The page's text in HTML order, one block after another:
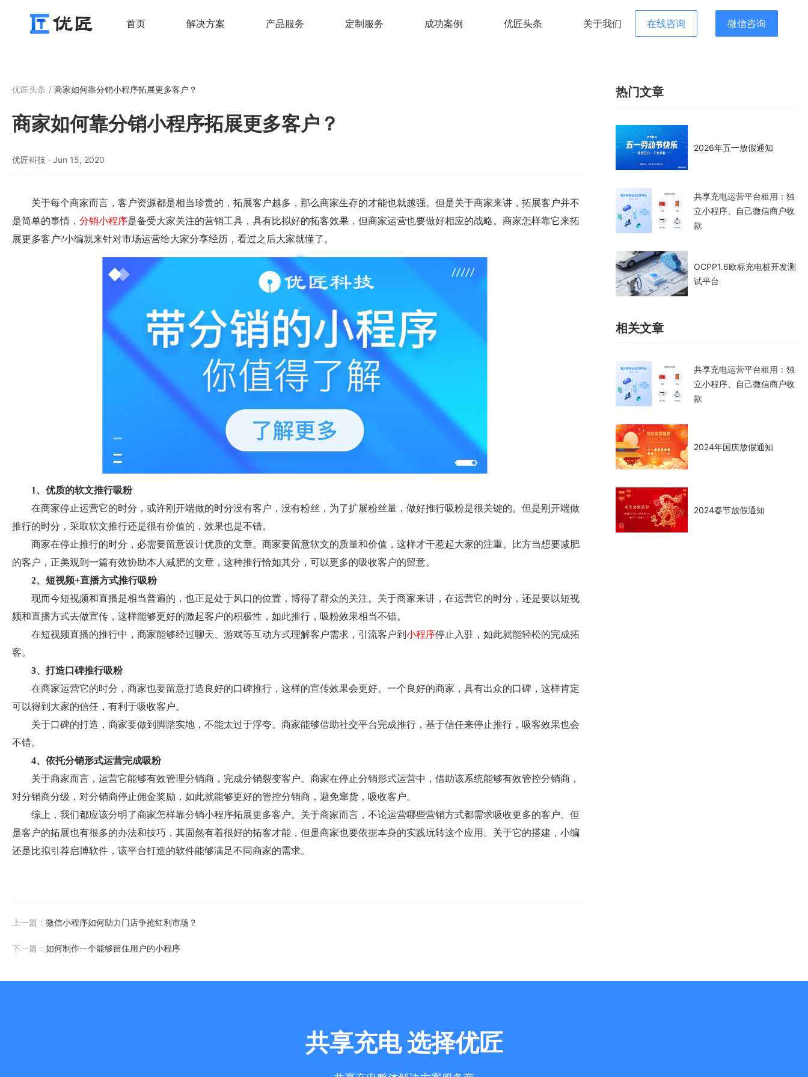
首页 解决方案
欧标充电平台解决方案 共享充电桩解决方案
汽车共享充电平台-海外版
产品服务
欧标充电平台-运营版 汽车充电平台-自营版
汽车充电平台-招商版
共享蒸桶
共享洗衣机
共享能量仓
定制服务 成功案例 优匠头条 关于我们 在线咨询 微信咨询
优匠头条 商家如何靠分销小程序拓展更多客户？
商家如何靠分销小程序拓展更多客户？
优匠科技 · Jun 15, 2020
关于每个商家而言，客户资源都是相当珍贵的，拓展客户越多，那么商家生存的才能也就越强。但是关于商家来讲，拓展客户并不
是简单的事情， 分销小程序是备受大家关注的营销工具，具有比拟好的拓客效果，但商家运营也要做好相应的战略。商家怎样靠它来拓
展更多客户?小编就来针对市场运营给大家分享经历，看过之后大家就懂了。
1、优质的软文推行吸粉
在商家停止运营它的时分，或许刚开端做的时分没有客户，没有粉丝，为了扩展粉丝量，做好推行吸粉是很关键的。但是刚开端做
推行的时分，采取软文推行还是很有价值的，效果也是不错。
商家在停止推行的时分，必需要留意设计优质的文章。商家要留意软文的质量和价值，这样才干惹起大家的注重。比方当想要减肥
的客户，正美观到一篇有效协助本人减肥的文章，这种推行恰如其分，可以更多的吸收客户的留意。
2、短视频+直播方式推行吸粉
现而今短视频和直播是相当普遍的，也正是处于风口的位置，博得了群众的关注。关于商家来讲，在运营它的时分，还是要以短视
频和直播方式去做宣传，这样能够更好的激起客户的积极性，如此推行，吸粉效果相当不错。
在短视频直播的推行中，商家能够经过聊天、游戏等互动方式理解客户需求，引流客户到 小程序停止入驻，如此就能轻松的完成拓
客。
3、打造口碑推行吸粉
在商家运营它的时分，商家也要留意打造良好的口碑推行，这样的宣传效果会更好。一个良好的商家，具有出众的口碑，这样肯定
可以得到大家的信任，有利于吸收客户。
关于口碑的打造，商家要做到脚踏实地，不能太过于浮夸。商家能够借助社交平台完成推行，基于信任来停止推行，吸客效果也会
不错。
4、依托分销形式运营完成吸粉
关于商家而言，运营它能够有效管理分销商，完成分销裂变客户。商家在停止分销形式运营中，借助该系统能够有效管控分销商，
对分销商分级，对分销商停止佣金奖励，如此就能够更好的管控分销商，避免窜货，吸收客户。
综上，我们都应该分明了商家怎样靠分销小程序拓展更多客户。关于商家而言，不论运营哪些营销方式都需求吸收更多的客户。但
是客户的拓展也有很多的办法和技巧，其固然有着很好的拓客才能，但是商家也要依据本身的实践玩转这个应用。关于它的搭建，小编
还是比拟引荐启博软件，该平台打造的软件能够满足不同商家的需求。
上一篇： 微信小程序如何助力门店争抢红利市场？
下一篇： 如何制作一个能够留住用户的小程序
热门文章
2026年五一放假通知
共享充电运营平台租用：独
立小程序、自己微信商户收
款
OCPP1.6欧标充电桩开发测
试平台
相关文章
共享充电运营平台租用：独
立小程序、自己微信商户收
款
2024年国庆放假通知
2024春节放假通知
共享充电 选择优匠